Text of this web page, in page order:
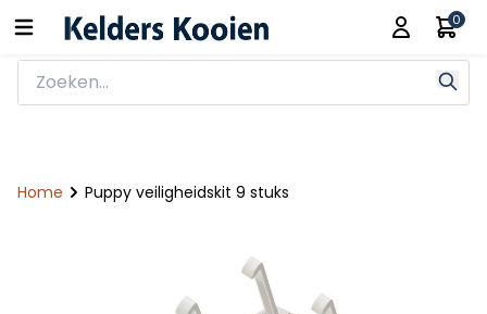
0
Home Puppy veiligheidskit 9 stuks